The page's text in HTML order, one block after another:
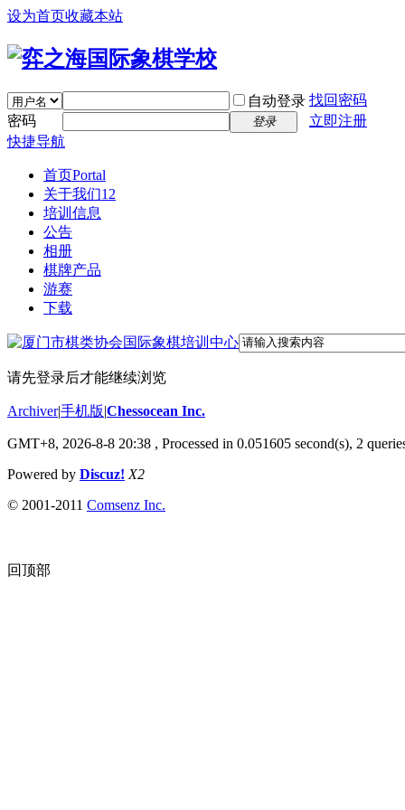
设为首页收藏本站
自动登录 找回密码
密码
登录
立即注册
快捷导航
首页Portal
关于我们12
培训信息
公告
相册
棋牌产品
游赛
下载
请先登录后才能继续浏览
Archiver|手机版|Chessocean Inc.
GMT+8, 2026-8-8 20:38 , Processed in 0.051605 second(s), 2
Powered by Discuz! X2
© 2001-2011 Comsenz Inc.
回顶部